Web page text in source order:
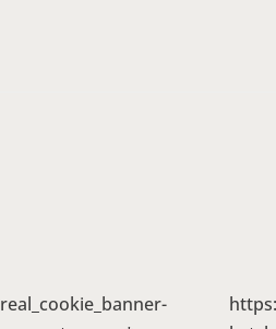
real_cookie_banner-